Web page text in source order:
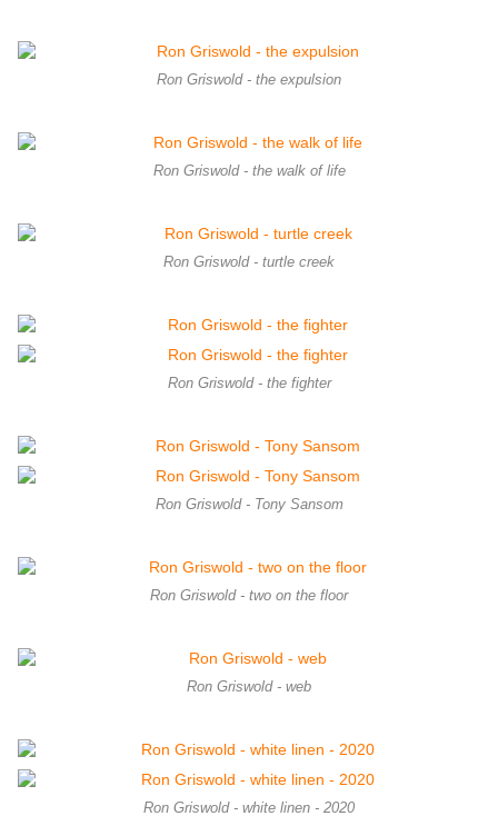
Ron Griswold - the expulsion
Ron Griswold - the walk of life
Ron Griswold - turtle creek
Ron Griswold - the fighter
Ron Griswold - Tony Sansom
Ron Griswold - two on the floor
Ron Griswold - web
Ron Griswold - white linen - 2020